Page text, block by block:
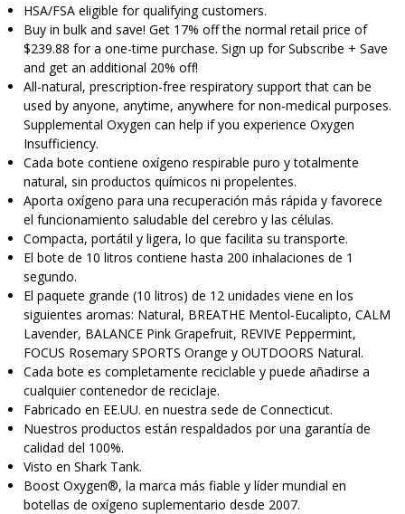
HSA/FSA eligible for qualifying customers.
Buy in bulk and save! Get 17% off the normal retail price of
$239.88 for a one-time purchase. Sign up for Subscribe + Save
and get an additional 20% off!
All-natural, prescription-free respiratory support that can be
used by anyone, anytime, anywhere for non-medical purposes.
Supplemental Oxygen can help if you experience Oxygen
Insufficiency.
Cada bote contiene oxígeno respirable puro y totalmente
natural, sin productos químicos ni propelentes.
Aporta oxígeno para una recuperación más rápida y favorece
el funcionamiento saludable del cerebro y las células.
Compacta, portátil y ligera, lo que facilita su transporte.
El bote de 10 litros contiene hasta 200 inhalaciones de 1
segundo.
El paquete grande (10 litros) de 12 unidades viene en los
siguientes aromas: Natural, BREATHE Mentol-Eucalipto, CALM
Lavender, BALANCE Pink Grapefruit, REVIVE Peppermint,
FOCUS Rosemary SPORTS Orange y OUTDOORS Natural.
Cada bote es completamente reciclable y puede añadirse a
cualquier contenedor de reciclaje.
Fabricado en EE.UU. en nuestra sede de Connecticut.
Nuestros productos están respaldados por una garantía de
calidad del 100%.
Visto en Shark Tank.
Boost Oxygen®, la marca más fiable y líder mundial en
botellas de oxígeno suplementario desde 2007.